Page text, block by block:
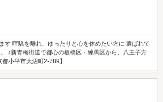
す 喧騒を離れ、ゆったりと心を休めたい方に 選ばれて
♪新青梅街道で都心の板橋区・練馬区から、八王子方
小平市大沼町2-789】